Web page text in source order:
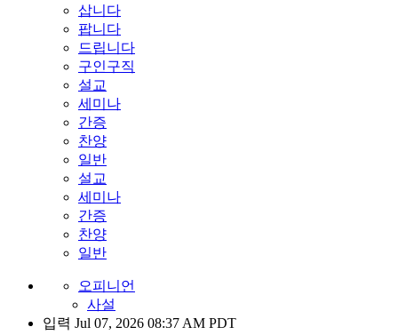
삽니다
팝니다
드립니다
구인구직
설교
세미나
간증
찬양
일반
설교
세미나
간증
찬양
일반
오피니언
사설
입력 Jul 07, 2026 08:37 AM PDT